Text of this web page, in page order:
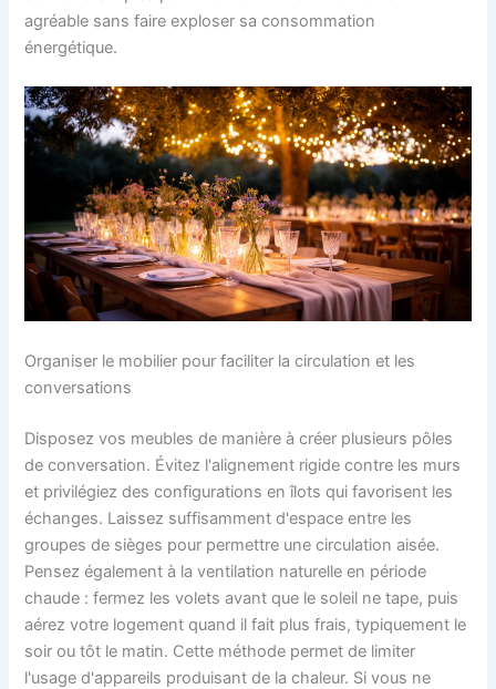
agréable sans faire exploser sa consommation
énergétique.
Organiser le mobilier pour faciliter la circulation et les
conversations
Disposez vos meubles de manière à créer plusieurs pôles
de conversation. Évitez l'alignement rigide contre les murs
et privilégiez des configurations en îlots qui favorisent les
échanges. Laissez suffisamment d'espace entre les
groupes de sièges pour permettre une circulation aisée.
Pensez également à la ventilation naturelle en période
chaude : fermez les volets avant que le soleil ne tape, puis
aérez votre logement quand il fait plus frais, typiquement le
soir ou tôt le matin. Cette méthode permet de limiter
l'usage d'appareils produisant de la chaleur. Si vous ne